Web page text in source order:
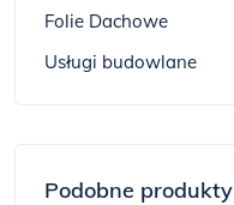
Folie Dachowe
Usługi budowlane
Podobne produkty